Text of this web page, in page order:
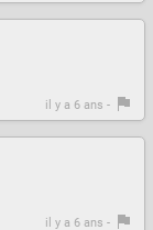
il y a 6 ans -
il y a 6 ans -